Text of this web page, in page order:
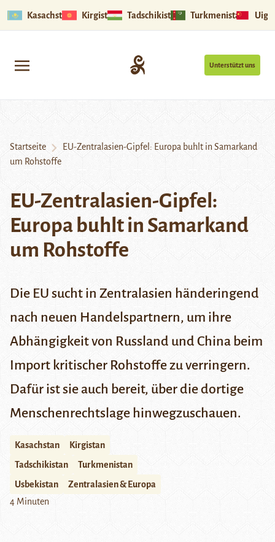
Kasachstan Kirgistan Tadschikistan Turkmenistan
Unterstützt uns
Startseite
EU-Zentralasien-Gipfel: Europa buhlt in Samarkand
um Rohstoffe
EU-Zentralasien-Gipfel:
Europa buhlt in Samarkand
um Rohstoffe
Die EU sucht in Zentralasien händeringend
nach neuen Handelspartnern, um ihre
Abhängigkeit von Russland und China beim
Import kritischer Rohstoffe zu verringern.
Dafür ist sie auch bereit, über die dortige
Menschenrechtslage hinwegzuschauen.
Kasachstan
Kirgistan
Tadschikistan
Turkmenistan
Usbekistan
Zentralasien & Europa
4 Minuten